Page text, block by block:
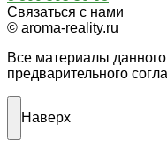
Связаться с нами
© aroma-reality.ru
Все материалы
предварительного
Наверх